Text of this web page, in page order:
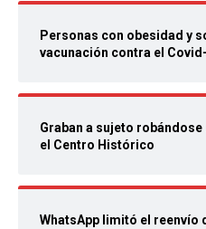
Personas con obesidad y
vacunación contra el
Graban a sujeto
el Centro Histórico
WhatsApp limitó el reenvío